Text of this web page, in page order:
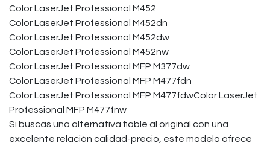
Color LaserJet Professional M452
Color LaserJet Professional M452dn
Color LaserJet Professional M452dw
Color LaserJet Professional M452nw
Color LaserJet Professional MFP M377dw
Color LaserJet Professional MFP M477fdn
Color LaserJet Professional MFP M477fdwColor LaserJet
Professional MFP M477fnw
Si buscas una alternativa fiable al original con una
excelente relación calidad-precio, este modelo ofrece